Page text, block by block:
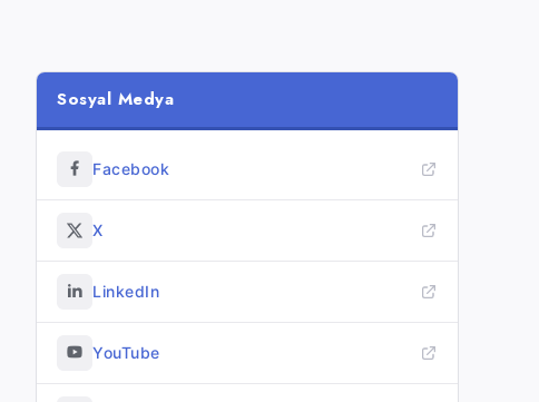
Sosyal Medya
Facebook
X
LinkedIn
YouTube